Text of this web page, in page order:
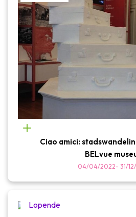
Ciao amici:
BELvue
04/04/2022- 31/
Lopende